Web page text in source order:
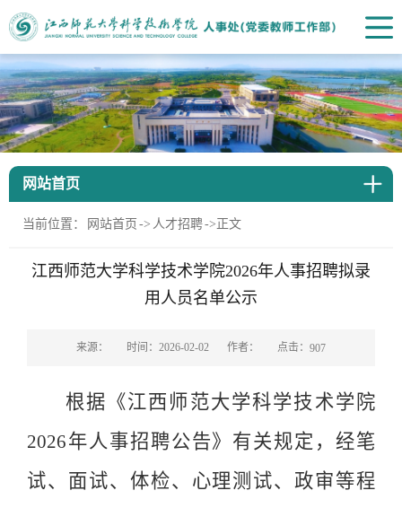
网站首页
当前位置： 网站首页 -> 人才招聘->正文
江西师范大学科学技术学院2026年人事招聘拟录
用人员名单公示
来源： 时间：2026-02-02 作者： 点击： 907
根据《江西师范大学科学技术学院
2026年人事招聘公告》有关规定，经笔
试、面试、体检、心理测试、政审等程